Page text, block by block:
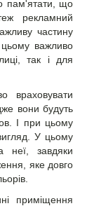
пам'ятати, що
рекламний
частину
цьому важливо
так і для
враховувати
вони будуть
І при цьому
У цьому
неї, завдяки
яке довго
приміщення